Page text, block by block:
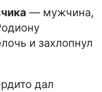
— мужчина,
и захлопнул
дал